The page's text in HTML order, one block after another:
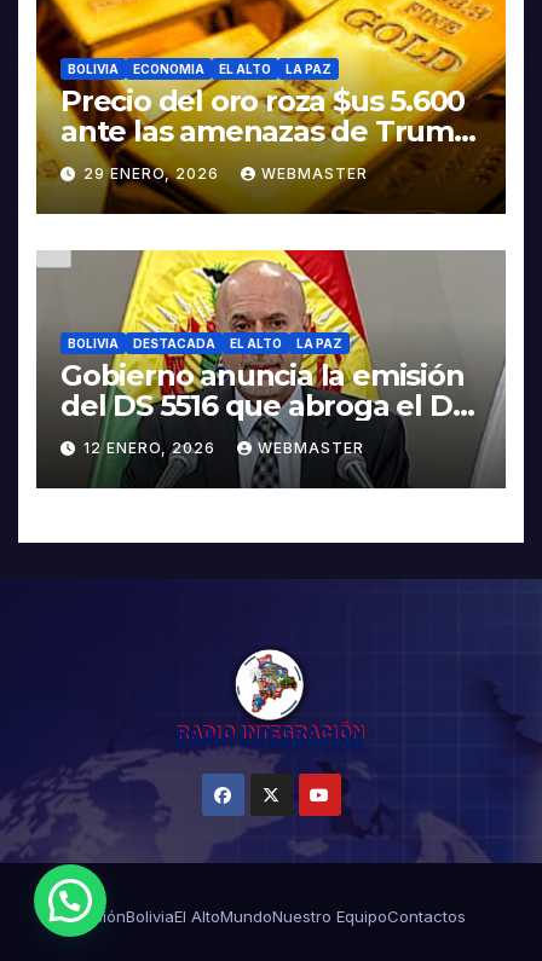
BOLIVIA ECONOMIA EL ALTO LA PAZ
Precio del oro roza $us 5.600
ante las amenazas de Trump
contra Irán
29 ENERO, 2026 WEBMASTER
BOLIVIA DESTACADA EL ALTO LA PAZ
Gobierno anuncia la emisión
del DS 5516 que abroga el DS
5503
12 ENERO, 2026 WEBMASTER
MisiónBoliviaEl AltoMundoNuestro EquipoContactos